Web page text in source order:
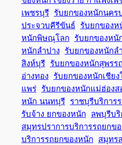
เพชรบุรี รับยกของหนักนคร
ประจวบคีรีขันธ์ รับยกของห
หนักพิษณุโลก รับยกของหนั
หนักลำปาง รับยกของหนักล
สิงห์บุรี รับยกของหนักสุพร
อ่างทอง รับยกของหนักเชียง
แพร่ รับยกของหนักแม่ฮ่องส
หนัก นนทบุรี ราชบุรีบริการ
รับจ้าง ยกของหนัก ลพบุรีบ
สมุทรปราการบริการรถยกข
บริการรถยกของหนัก สมุทร